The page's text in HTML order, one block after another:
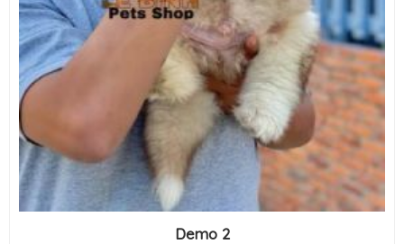
Demo 2